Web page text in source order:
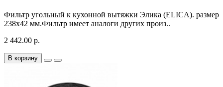
Фильтр угольный к кухонной вытяжки Элика (ELICA). размер
238x42 мм.Фильтр имеет аналоги других произ..
2 442.00 р.
В корзину